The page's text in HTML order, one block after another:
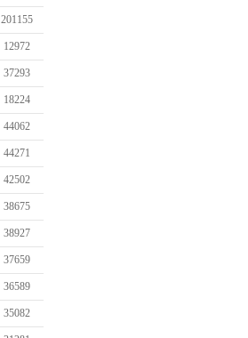
201155
12972
37293
18224
44062
44271
42502
38675
38927
37659
36589
35082